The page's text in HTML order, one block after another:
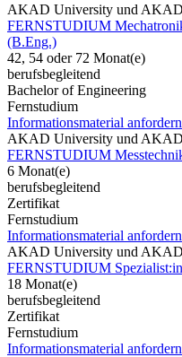
AKAD University und
FERNSTUDIUM
(B.Eng.)
42, 54 oder 72 Monat(e)
berufsbegleitend
Bachelor of Engineering
Fernstudium
Informationsmaterial anfordern
AKAD University und
FERNSTUDIUM
6 Monat(e)
berufsbegleitend
Zertifikat
Fernstudium
Informationsmaterial anfordern
AKAD University und
FERNSTUDIUM
18 Monat(e)
berufsbegleitend
Zertifikat
Fernstudium
Informationsmaterial anfordern